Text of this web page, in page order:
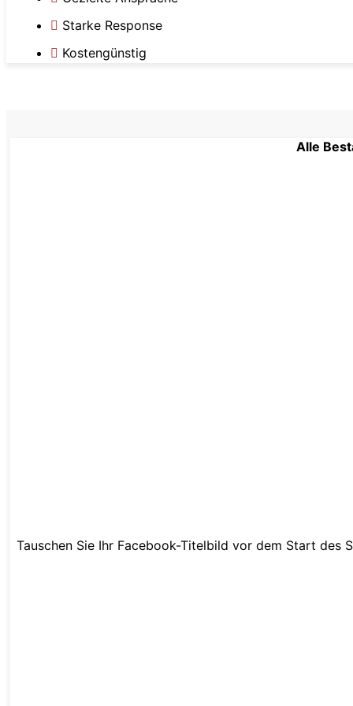
Starke Response
Kostengünstig
Alle
Tauschen Sie Ihr Facebook-Titelbild vor dem Start des